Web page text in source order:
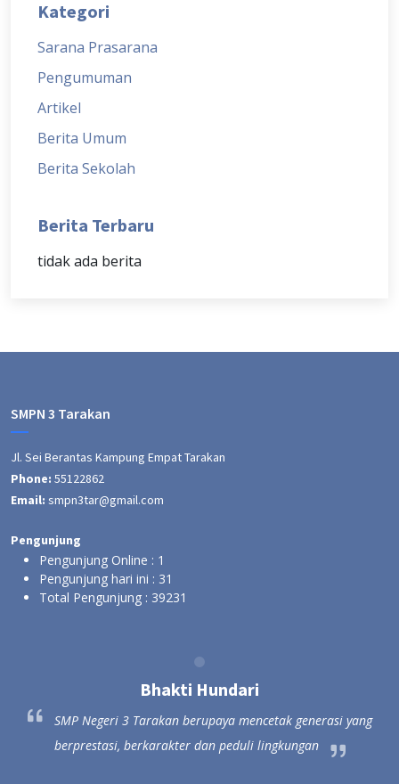
Kategori
Sarana Prasarana
Pengumuman
Artikel
Berita Umum
Berita Sekolah
Berita Terbaru
tidak ada berita
SMPN 3 Tarakan
Jl. Sei Berantas Kampung Empat Tarakan
Phone: 55122862
Email: smpn3tar@gmail.com
Pengunjung
Pengunjung Online : 1
Pengunjung hari ini : 31
Total Pengunjung : 39231
mencetak generasi yang
peduli lingkungan
SMP Negeri 3 Tarakan berupaya
berprestasi, berkarakter dan